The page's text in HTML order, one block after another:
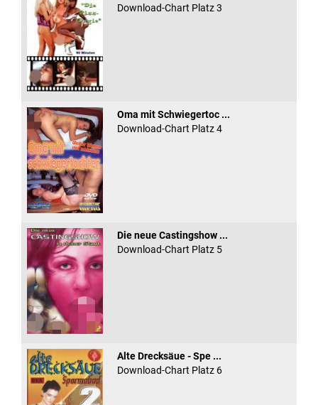
Download-Chart Platz 3
Oma mit Schwiegertoc ...
Download-Chart Platz 4
Die neue Castingshow ...
Download-Chart Platz 5
Alte Drecksäue - Spe ...
Download-Chart Platz 6